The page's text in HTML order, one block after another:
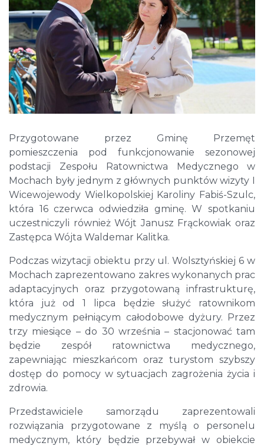
Przygotowane przez Gminę Przemęt
pomieszczenia pod funkcjonowanie sezonowej
podstacji Zespołu Ratownictwa Medycznego w
Mochach były jednym z głównych punktów wizyty I
Wicewojewody Wielkopolskiej Karoliny Fabiś-Szulc,
która 16 czerwca odwiedziła gminę. W spotkaniu
uczestniczyli również Wójt Janusz Frąckowiak oraz
Zastępca Wójta Waldemar Kalitka.
Podczas wizytacji obiektu przy ul. Wolsztyńskiej 6 w
Mochach zaprezentowano zakres wykonanych prac
adaptacyjnych oraz przygotowaną infrastrukturę,
która już od 1 lipca będzie służyć ratownikom
medycznym pełniącym całodobowe dyżury. Przez
trzy miesiące – do 30 września – stacjonować tam
będzie zespół ratownictwa medycznego,
zapewniając mieszkańcom oraz turystom szybszy
dostęp do pomocy w sytuacjach zagrożenia życia i
zdrowia.
Przedstawiciele samorządu zaprezentowali
rozwiązania przygotowane z myślą o personelu
medycznym, który będzie przebywał w obiekcie